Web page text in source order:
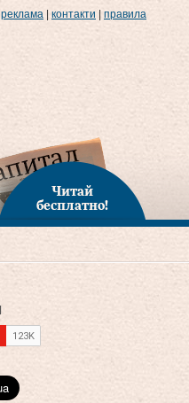
реклама контакти правила
Читай
бесплатно!